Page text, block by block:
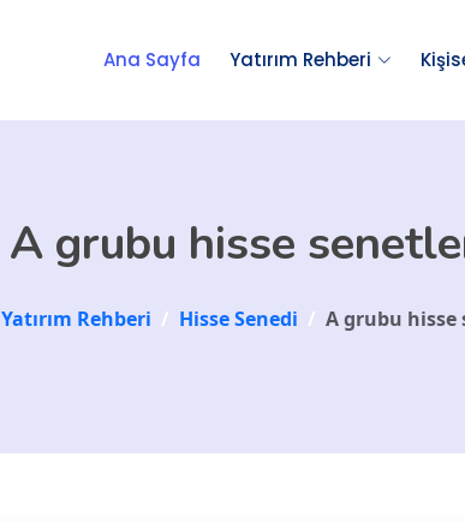
Ana Sayfa Yatırım Rehberi
A grubu hisse
Yatırım Rehberi / Hisse Senedi / A grubu hisse